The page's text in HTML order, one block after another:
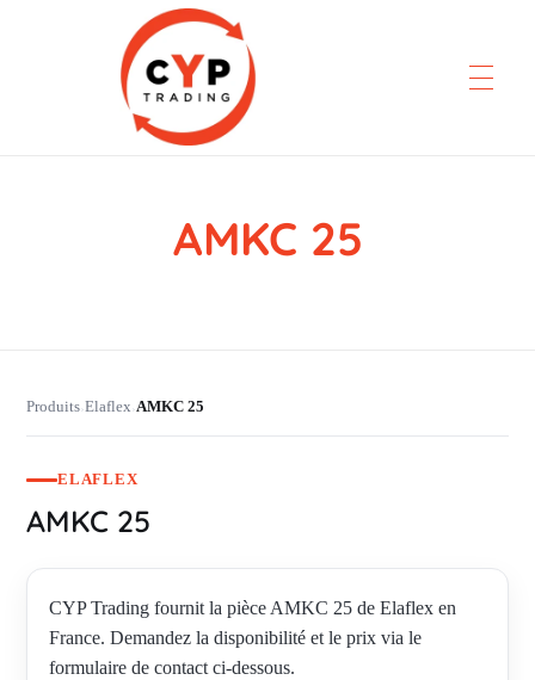
AMKC 25
Produits›Elaflex›AMKC 25
ELAFLEX
AMKC 25
CYP Trading fournit la pièce AMKC 25 de Elaflex en
France. Demandez la disponibilité et le prix via le
formulaire de contact ci-dessous.